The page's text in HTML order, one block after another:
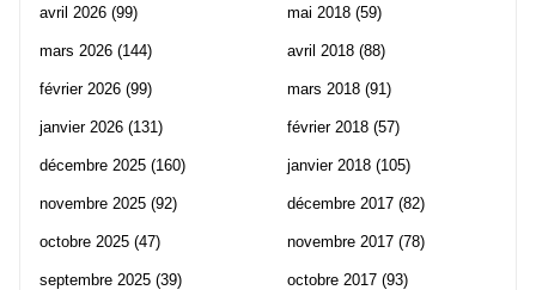
avril 2026 (99)
mars 2026 (144)
février 2026 (99)
janvier 2026 (131)
décembre 2025 (160)
novembre 2025 (92)
octobre 2025 (47)
septembre 2025 (39)
mai 2018 (59)
avril 2018 (88)
mars 2018 (91)
février 2018 (57)
janvier 2018 (105)
décembre 2017 (82)
novembre 2017 (78)
octobre 2017 (93)